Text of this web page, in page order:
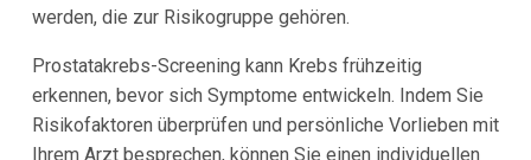
werden, die zur Risikogruppe gehören.
Prostatakrebs-Screening kann Krebs frühzeitig
erkennen, bevor sich Symptome entwickeln. Indem Sie
Risikofaktoren überprüfen und persönliche Vorlieben mit
Ihrem Arzt besprechen, können Sie einen individuellen